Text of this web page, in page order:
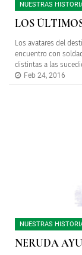
NUESTRAS
LOS
Los avatares del
encuentro con
distintas a las
Feb 24, 2016
NUESTRAS
NERUDA